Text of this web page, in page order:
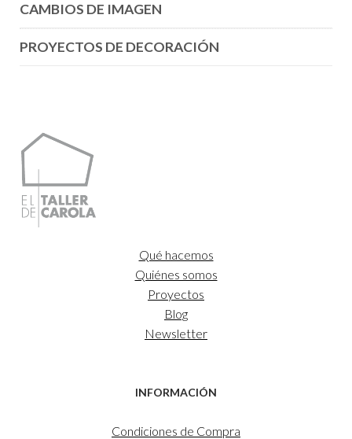
CAMBIOS DE IMAGEN
PROYECTOS DE DECORACIÓN
Qué hacemos
Quiénes somos
Proyectos
Blog
Newsletter
INFORMACIÓN
Condiciones de Compra